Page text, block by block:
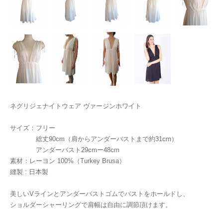
ネグリジェナイトウェア ヴァージンホワイト
サイズ：フリー
総丈90cm（肩からアンダーバストまで約31cm）
アンダーバスト29cmー48cm
素材：レーヨン 100%（Turkey Brusa）
縫製 : 日本製
美しいVラインとアンダーバストゴムでバストをホールドし、
ショルダーシャーリングで肩幅は自由に調節頂けます。